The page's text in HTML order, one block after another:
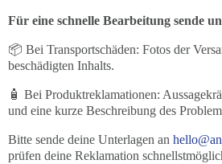
Für eine schnelle Bearbeitung sende
📦 Bei Transportschäden: Fotos der
beschädigten Inhalts.
🧴 Bei Produktreklamationen:
und eine kurze Beschreibung des
Bitte sende deine Unterlagen an
prüfen deine Reklamation